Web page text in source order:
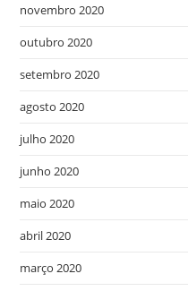
novembro 2020
outubro 2020
setembro 2020
agosto 2020
julho 2020
junho 2020
maio 2020
abril 2020
março 2020